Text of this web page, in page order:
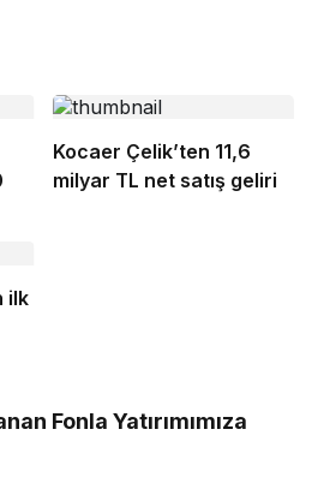
Kocaer Çelik’ten 11,6
milyar TL net satış geliri
ilk
Fonla Yatırımımıza